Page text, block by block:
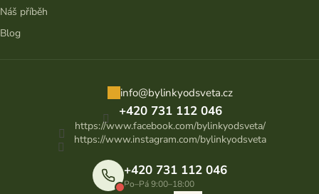
info@bylinkyodsveta.cz
+420 731 112 046
https://www.facebook.com/bylinkyodsveta/
https://www.instagram.com/bylinkyodsveta
+420 731 112 046
Po–Pá 9:00–18:00
Náš příběh
Blog